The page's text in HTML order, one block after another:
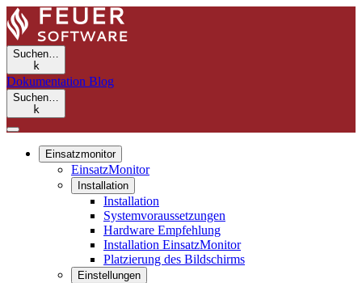
Suchen…
k
Dokumentation Blog
Suchen…
k
Einsatzmonitor
EinsatzMonitor
Installation
Installation
Systemvoraussetzungen
Hardware Empfehlung
Installation EinsatzMonitor
Platzierung des Bildschirms
Einstellungen